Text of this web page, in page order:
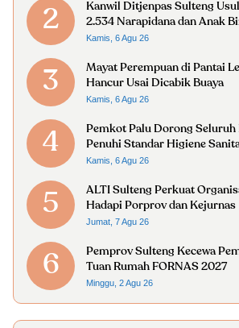
2
Kanwil Ditjenpas Sulteng
2.534 Narapidana dan Anak
Kamis, 6 Agu 26
3
Mayat Perempuan di Pantai
Hancur Usai Dicabik Buaya
Kamis, 6 Agu 26
4
Pemkot Palu Dorong
Penuhi Standar Higiene
Kamis, 6 Agu 26
5
ALTI Sulteng Perkuat
Hadapi Porprov dan Kejurnas
Jumat, 7 Agu 26
6
Pemprov Sulteng Kecewa
Tuan Rumah FORNAS 2027
Minggu, 2 Agu 26